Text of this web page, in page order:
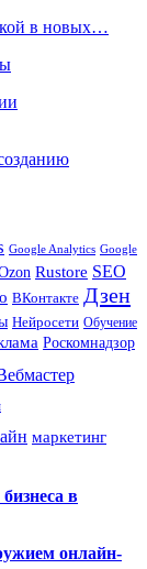
в новых…
Google Analytics Google
Rustore SEO
ВКонтакте Дзен
Нейросети Обучение
Роскомнадзор
маркетинг
в
онлайн-